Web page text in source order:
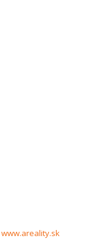
www.areality.sk